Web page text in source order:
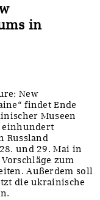
in
New
findet Ende
Museen
einhundert
Russland
und 29. Mai in
zum
Außerdem soll
die ukrainische